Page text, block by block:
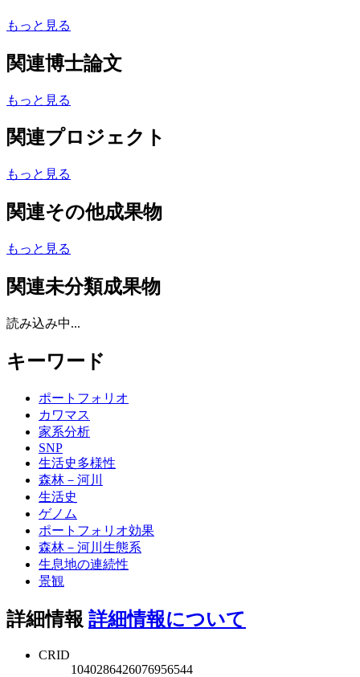
もっと見る
関連博士論文
もっと見る
関連プロジェクト
もっと見る
関連その他成果物
もっと見る
関連未分類成果物
読み込み中...
キーワード
ポートフォリオ
カワマス
家系分析
SNP
生活史多様性
森林－河川
生活史
ゲノム
ポートフォリオ効果
森林－河川生態系
生息地の連続性
景観
詳細情報 詳細情報について
CRID
1040286426076956544